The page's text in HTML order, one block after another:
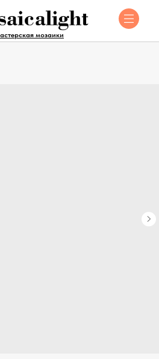
мозаики